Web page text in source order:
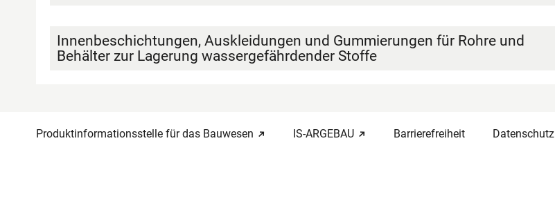
Innenbeschichtungen, Auskleidungen und Gummierungen für Rohre und
Behälter zur Lagerung wassergefährdender Stoffe
Produktinformationsstelle für das Bauwesen IS-ARGEBAU Barrierefreiheit Datenschutz